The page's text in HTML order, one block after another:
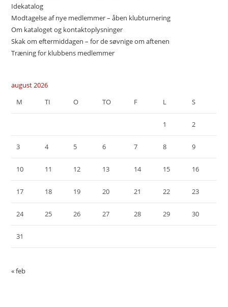
Idekatalog
Modtagelse af nye medlemmer – åben klubturnering
Om kataloget og kontaktoplysninger
Skak om eftermiddagen – for de søvnige om aftenen
Træning for klubbens medlemmer
august 2026
M
TI O TO F L S
1 2
3 4 5 6 7 8 9
10 11 12 13 14 15 16
17 18 19 20 21 22 23
24 25 26 27 28 29 30
31
« feb